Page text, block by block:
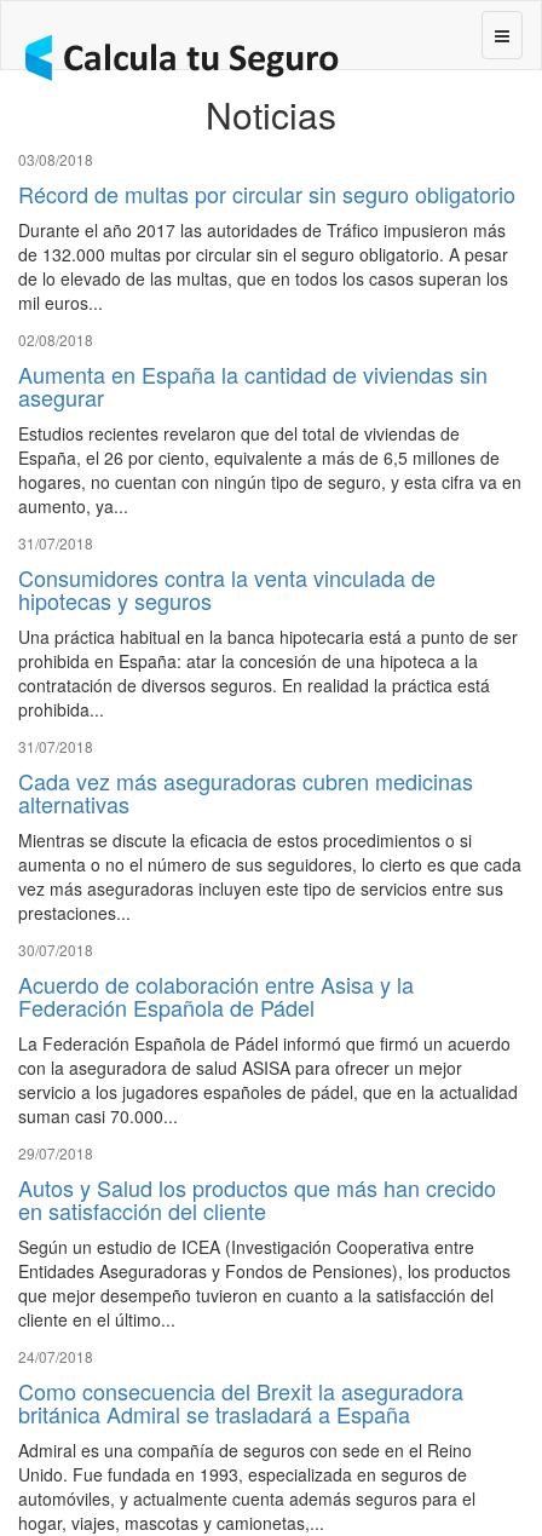
Noticias
03/08/2018
Récord de multas por circular sin seguro obligatorio
Durante el año 2017 las autoridades de Tráfico impusieron más
de 132.000 multas por circular sin el seguro obligatorio. A pesar
de lo elevado de las multas, que en todos los casos superan los
mil euros...
02/08/2018
Aumenta en España la cantidad de viviendas sin
asegurar
Estudios recientes revelaron que del total de viviendas de
España, el 26 por ciento, equivalente a más de 6,5 millones de
hogares, no cuentan con ningún tipo de seguro, y esta cifra va en
aumento, ya...
31/07/2018
Consumidores contra la venta vinculada de
hipotecas y seguros
Una práctica habitual en la banca hipotecaria está a punto de ser
prohibida en España: atar la concesión de una hipoteca a la
contratación de diversos seguros. En realidad la práctica está
prohibida...
31/07/2018
Cada vez más aseguradoras cubren medicinas
alternativas
Mientras se discute la eficacia de estos procedimientos o si
aumenta o no el número de sus seguidores, lo cierto es que cada
vez más aseguradoras incluyen este tipo de servicios entre sus
prestaciones...
30/07/2018
Acuerdo de colaboración entre Asisa y la
Federación Española de Pádel
La Federación Española de Pádel informó que firmó un acuerdo
con la aseguradora de salud ASISA para ofrecer un mejor
servicio a los jugadores españoles de pádel, que en la actualidad
suman casi 70.000...
29/07/2018
Autos y Salud los productos que más han crecido
en satisfacción del cliente
Según un estudio de ICEA (Investigación Cooperativa entre
Entidades Aseguradoras y Fondos de Pensiones), los productos
que mejor desempeño tuvieron en cuanto a la satisfacción del
cliente en el último...
24/07/2018
Como consecuencia del Brexit la aseguradora
británica Admiral se trasladará a España
Admiral es una compañía de seguros con sede en el Reino
Unido. Fue fundada en 1993, especializada en seguros de
automóviles, y actualmente cuenta además seguros para el
hogar, viajes, mascotas y camionetas,...